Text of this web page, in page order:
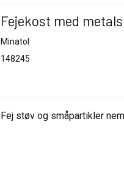
Fejekost med
Minatol
148245
Fej støv og småpartikler